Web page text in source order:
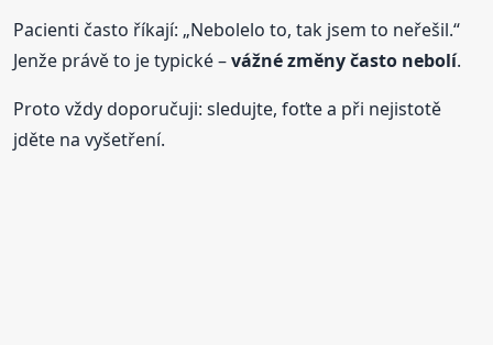
Pacienti často říkají: „Nebolelo to, tak jsem to neřešil.“
Jenže právě to je typické –vážné změny často nebolí.
Proto vždy doporučuji: sledujte, foťte a při nejistotě
jděte na vyšetření.